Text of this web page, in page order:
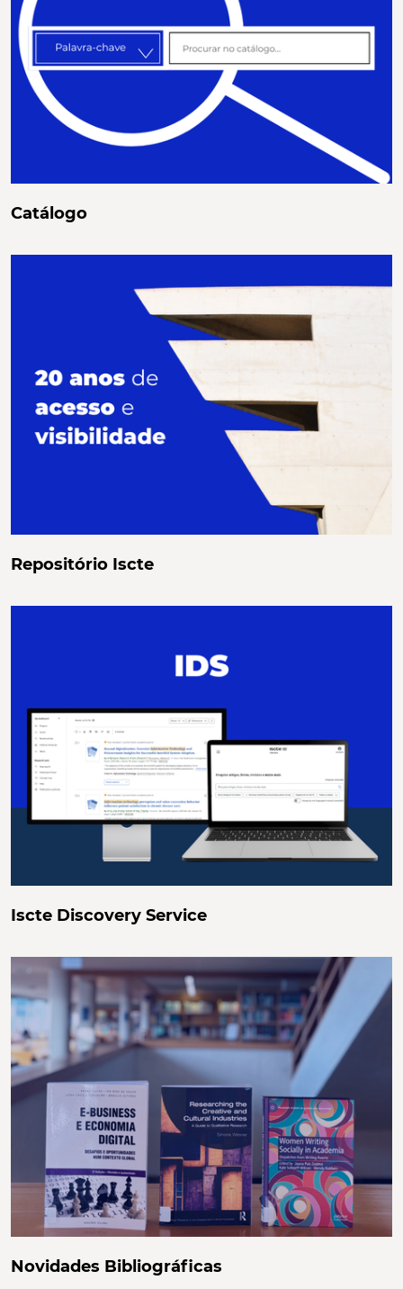
Catálogo
Repositório Iscte
Iscte Discovery Service
Novidades Bibliográficas